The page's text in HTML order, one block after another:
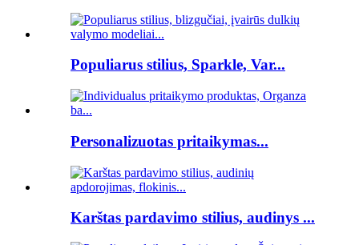
Populiarus stilius, Sparkle, Var...
Personalizuotas pritaikymas...
Karštas pardavimo stilius, audinys ...